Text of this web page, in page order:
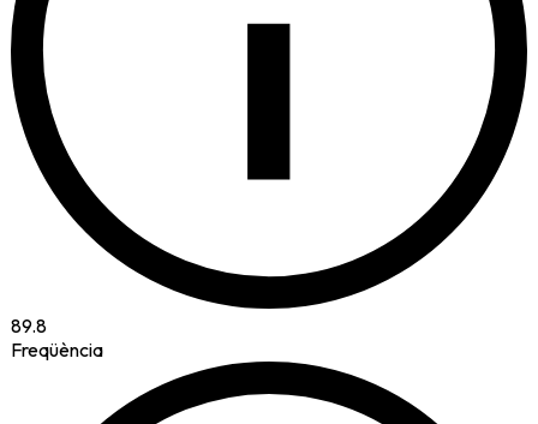
89.8
Freqüència